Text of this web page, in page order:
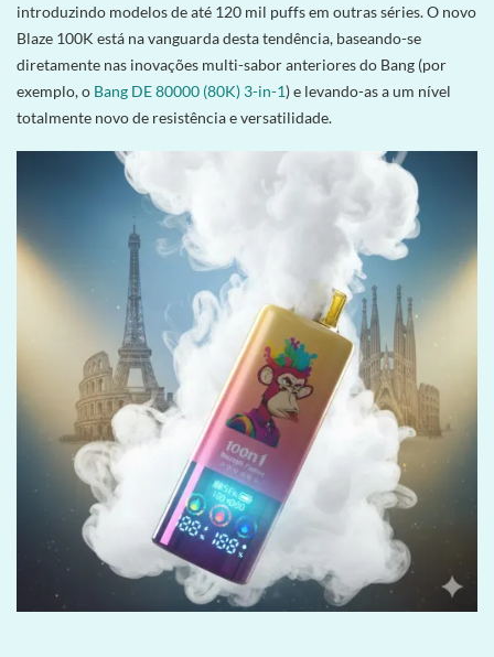
introduzindo modelos de até 120 mil puffs em outras séries. O novo
Blaze 100K está na vanguarda desta tendência, baseando-se
diretamente nas inovações multi-sabor anteriores do Bang (por
exemplo, o Bang DE 80000 (80K) 3-in-1) e levando-as a um nível
totalmente novo de resistência e versatilidade.